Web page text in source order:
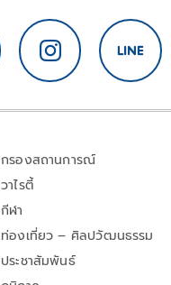
กรองสถานการณ์
วาไรตี้
กีฬา
ท่องเที่ยว – ศิลปวัฒนธรรม
ประชาสัมพันธ์